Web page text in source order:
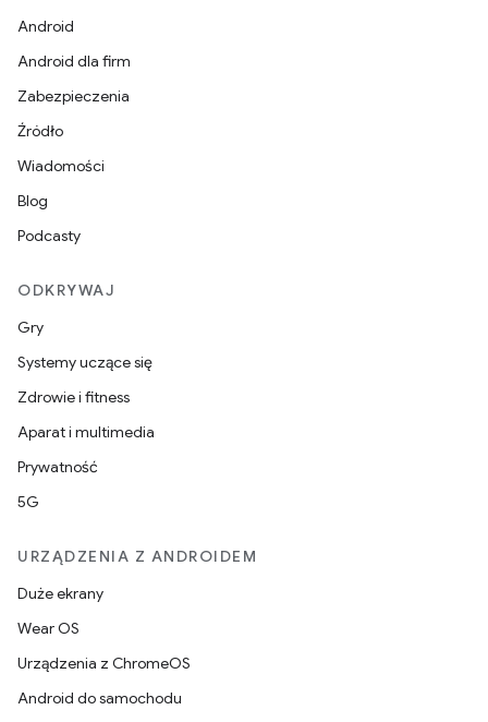
Android
Android dla firm
Zabezpieczenia
Źródło
Wiadomości
Blog
Podcasty
ODKRYWAJ
Gry
Systemy uczące się
Zdrowie i fitness
Aparat i multimedia
Prywatność
5G
URZĄDZENIA Z ANDROIDEM
Duże ekrany
Wear OS
Urządzenia z ChromeOS
Android do samochodu